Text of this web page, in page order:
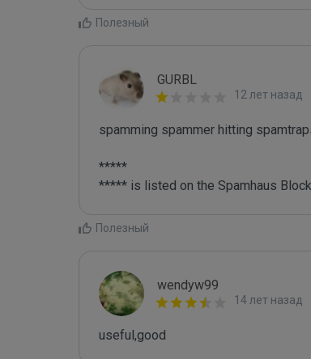
Полезный
GURBL
12 лет назад
spamming spammer hitting
*****
Полезный
wendyw99
14 лет назад
useful,good